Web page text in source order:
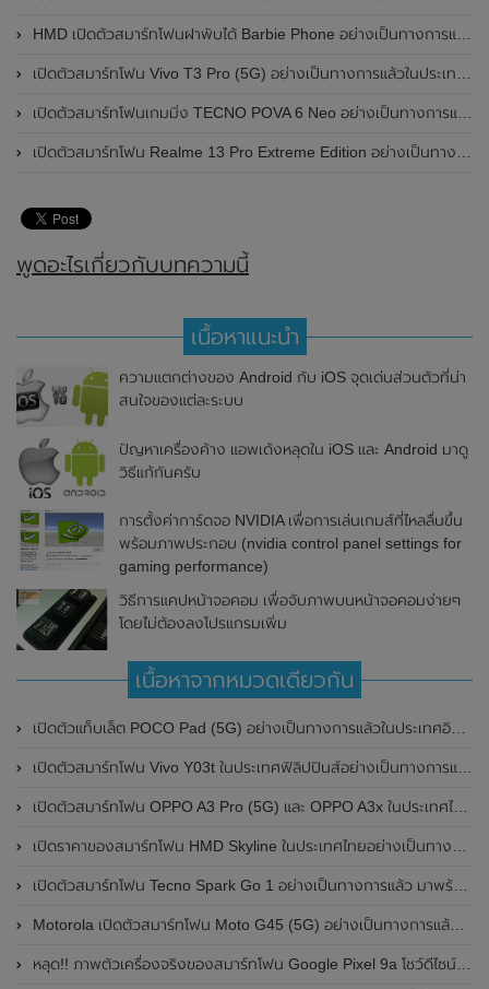
HMD เปิดตัวสมาร์ทโฟนฝาพับได้ Barbie Phone อย่างเป็นทางการแล้ว มาพร้อมธีมสีชมพูสดใส
เปิดตัวสมาร์ทโฟน Vivo T3 Pro (5G) อย่างเป็นทางการแล้วในประเทศอินเดีย
เปิดตัวสมาร์ทโฟนเกมมิ่ง TECNO POVA 6 Neo อย่างเป็นทางการแล้วในประเทศไทย ในราคา 8,499 บาท
เปิดตัวสมาร์ทโฟน Realme 13 Pro Extreme Edition อย่างเป็นทางการแล้วในประเทศจีน
พูดอะไรเกี่ยวกับบทความนี้
เนื้อหาแนะนำ
ความแตกต่างของ Android กับ iOS จุดเด่นส่วนตัวที่น่า
สนใจของแต่ละระบบ
ปัญหาเครื่องค้าง แอพเด้งหลุดใน iOS และ Android มาดู
วิธีแก้กันครับ
การตั้งค่าการ์ดจอ NVIDIA เพื่อการเล่นเกมส์ที่ไหลลื่นขึ้น
พร้อมภาพประกอบ (nvidia control panel settings for
gaming performance)
วิธีการแคปหน้าจอคอม เพื่อจับภาพบนหน้าจอคอมง่ายๆ
โดยไม่ต้องลงโปรแกรมเพิ่ม
เนื้อหาจากหมวดเดียวกัน
เปิดตัวแท็บเล็ต POCO Pad (5G) อย่างเป็นทางการแล้วในประเทศอินเดีย มาพร้อมชิปเซ็ต Snapdragon 7s Gen 2 ของ Qualcomm และรองรับเครือข่าย 5G
เปิดตัวสมาร์ทโฟน Vivo Y03t ในประเทศฟิลิปปินส์อย่างเป็นทางการแล้ว มาพร้อมชิปเซ็ต Unisoc T612 , กล้องหลัง ความละเอียด 13MP , แบตเตอรี่ 5,000mAh และหน้าจอแสดงผล LCD / 90Hz
เปิดตัวสมาร์ทโฟน OPPO A3 Pro (5G) และ OPPO A3x ในประเทศไทยอย่างเป็นทางการแล้ว ในราคาเริ่มต้นเพียง 3,999 บาท
เปิดราคาของสมาร์ทโฟน HMD Skyline ในประเทศไทยอย่างเป็นทางการแล้ว ราคา 14,990 บาท
เปิดตัวสมาร์ทโฟน Tecno Spark Go 1 อย่างเป็นทางการแล้ว มาพร้อมหน้าจอแสดงผล LCD / 120Hz , แบตเตอรี่ 5,000mAh และใช้ชิปเซ็ต Unisoc
Motorola เปิดตัวสมาร์ทโฟน Moto G45 (5G) อย่างเป็นทางการแล้วในอินเดีย
หลุด!! ภาพตัวเครื่องจริงของสมาร์ทโฟน Google Pixel 9a โชว์ดีไซน์ใหม่ กล้องหลังแบนราบ ไม่มีกรอบของกล้องแล้ว